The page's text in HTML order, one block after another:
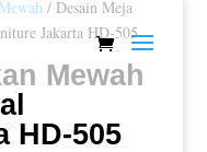
/ Desain Meja
Jakarta HD-505
Mewah
HD-505